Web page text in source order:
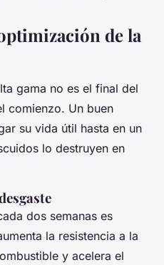
de la
gama no es el final del
comienzo. Un buen
su vida útil hasta en un
lo destruyen en
dos semanas es
la resistencia a la
y acelera el